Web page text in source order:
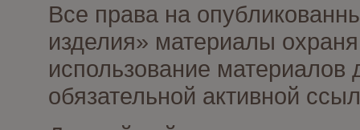
Все права на
изделия» материалы
использование материалов
обязательной активной